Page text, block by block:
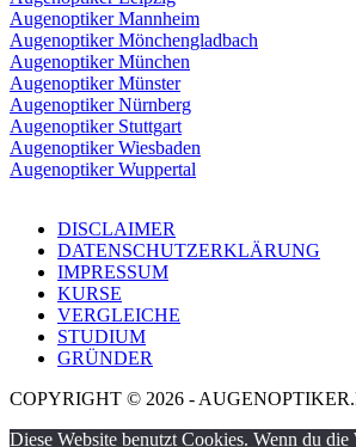
Augenoptiker Mannheim
Augenoptiker Mönchengladbach
Augenoptiker München
Augenoptiker Münster
Augenoptiker Nürnberg
Augenoptiker Stuttgart
Augenoptiker Wiesbaden
Augenoptiker Wuppertal
DISCLAIMER
DATENSCHUTZERKLÄRUNG
IMPRESSUM
KURSE
VERGLEICHE
STUDIUM
GRÜNDER
COPYRIGHT © 2026 -
Diese Website benutzt Cookies. Wenn du die